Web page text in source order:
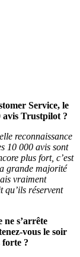
Service, le
avis Trustpilot ?
reconnaissance
10 000 avis sont
plus fort, c’est
grande majorité
vraiment
qu’ils réservent
ne s’arrête
vous le soir
forte ?